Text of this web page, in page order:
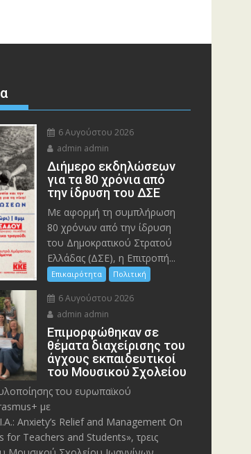
6 Αυγούστου 2026
admin admin
Διήμερο εκδηλώσεων
για τα 80 χρόνια από
την ίδρυση του ΔΣΕ
Με αφορμή τη συμπλήρωση
80 χρόνων από την ίδρυση
του Δημοκρατικού Στρατού
Ελλάδας (ΔΣΕ), η Επιτροπή...
Επικαιρότητα Πολιτική
6 Αυγούστου 2026
admin admin
Eπιμορφώθηκαν σε
θέματα διαχείρισης του
άγχους εκπαιδευτικοί
του Μουσικού Σχολείου
του ευρωπαϊκού
με
Anxiety’s Relief and Management On
for Teachers and Students», τρεις